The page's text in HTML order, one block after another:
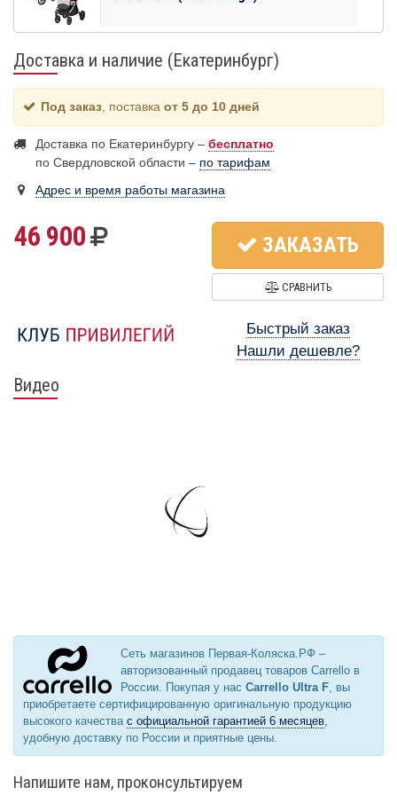
Доставка и наличие (Екатеринбург)
Под заказ , поставка от 5 до 10 дней
Доставка по Екатеринбургу – бесплатно
по Свердловской области – по тарифам
Адрес и время работы магазина
46 900 ЗАКАЗАТЬ
СРАВНИТЬ
Быстрый заказ
Нашли дешевле?
Видео
Сеть магазинов Первая-Коляска.РФ –
авторизованный продавец товаров Carrello в
России. Покупая у нас Carrello Ultra F, вы
приобретаете сертифицированную оригинальную продукцию
высокого качества с официальной гарантией 6 месяцев,
удобную доставку по России и приятные цены.
Напишите нам, проконсультируем